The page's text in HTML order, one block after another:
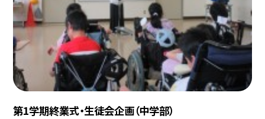
第1学期終業式・生徒会企画（中学部）